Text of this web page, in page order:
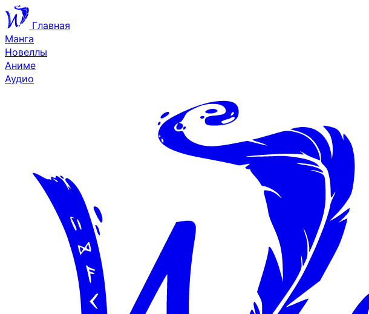
Главная
Манга
Новеллы
Аниме
Аудио